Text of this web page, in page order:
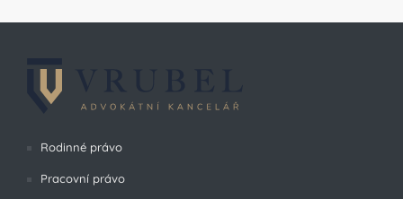
Rodinné právo
Pracovní právo